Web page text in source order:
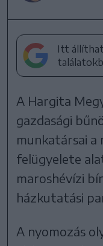
Itt
A Hargita
gazdasági
munkatársai a
felügyelete
maroshévízi
házkutatási
A nyomozás